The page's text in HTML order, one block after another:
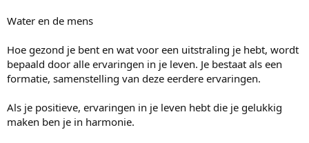
Water en de mens
Hoe gezond je bent en wat voor een uitstraling je hebt, wordt
bepaald door alle ervaringen in je leven. Je bestaat als een
formatie, samenstelling van deze eerdere ervaringen.
Als je positieve, ervaringen in je leven hebt die je gelukkig
maken ben je in harmonie.